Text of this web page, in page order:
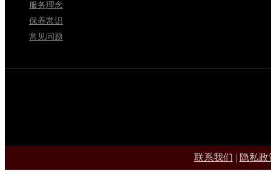
服务理念
保养常识
常见问题
联系我们 | 隐私政